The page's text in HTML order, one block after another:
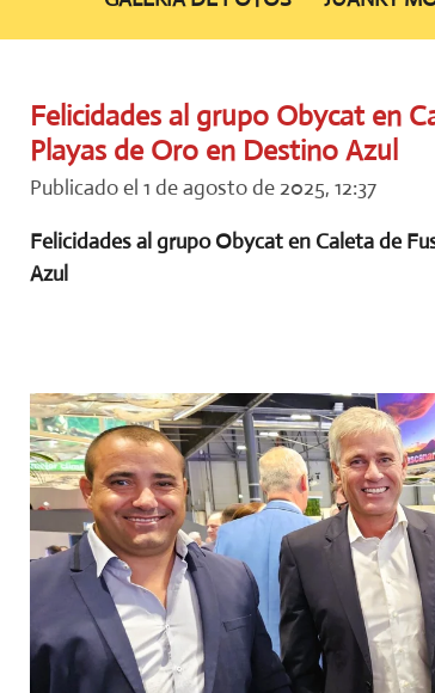
Felicidades al grupo Obycat en
Playas de Oro en Destino Azul
Publicado el 1 de agosto de 2025, 12:37
Felicidades al grupo Obycat en Caleta de
Azul